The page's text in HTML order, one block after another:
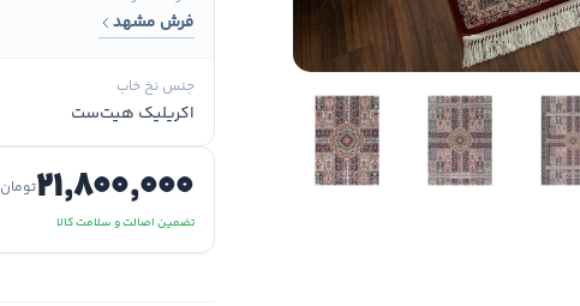
فرش مشهد
جنس نخ خاب
اکریلیک هیت‌ست
۲۱٬۸۰۰٬۰۰۰تومان
تضمین اصالت و سلامت کالا